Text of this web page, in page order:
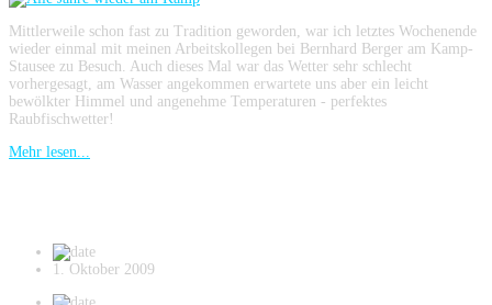
Mittlerweile schon fast zu Tradition geworden, war ich letztes Wochenende
wieder einmal mit meinen Arbeitskollegen bei Bernhard Berger am Kamp-
Stausee zu Besuch. Auch dieses Mal war das Wetter sehr schlecht
vorhergesagt, am Wasser angekommen erwartete uns aber ein leicht
bewölkter Himmel und angenehme Temperaturen - perfektes
Raubfischwetter!
Mehr lesen...
1. Oktober 2009